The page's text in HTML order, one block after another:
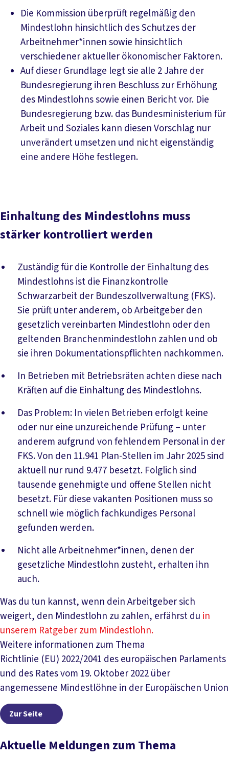
Die Kommission überprüft regelmäßig den
Mindestlohn hinsichtlich des Schutzes der
Arbeitnehmer*innen sowie hinsichtlich
verschiedener aktueller ökonomischer Faktoren.
Auf dieser Grundlage legt sie alle 2 Jahre der
Bundesregierung ihren Beschluss zur Erhöhung
des Mindestlohns sowie einen Bericht vor. Die
Bundesregierung bzw. das Bundesministerium für
Arbeit und Soziales kann diesen Vorschlag nur
unverändert umsetzen und nicht eigenständig
eine andere Höhe festlegen.
Einhaltung des Mindestlohns muss
stärker kontrolliert werden
Zuständig für die Kontrolle der Einhaltung des
Mindestlohns ist die Finanzkontrolle
Schwarzarbeit der Bundeszollverwaltung (FKS).
Sie prüft unter anderem, ob Arbeitgeber den
gesetzlich vereinbarten Mindestlohn oder den
geltenden Branchenmindestlohn zahlen und ob
sie ihren Dokumentationspflichten nachkommen.
In Betrieben mit Betriebsräten achten diese nach
Kräften auf die Einhaltung des Mindestlohns.
Das Problem: In vielen Betrieben erfolgt keine
oder nur eine unzureichende Prüfung – unter
anderem aufgrund von fehlendem Personal in der
FKS. Von den 11.941 Plan-Stellen im Jahr 2025 sind
aktuell nur rund 9.477 besetzt. Folglich sind
tausende genehmigte und offene Stellen nicht
besetzt. Für diese vakanten Positionen muss so
schnell wie möglich fachkundiges Personal
gefunden werden.
Nicht alle Arbeitnehmer*innen, denen der
gesetzliche Mindestlohn zusteht, erhalten ihn
auch.
Was du tun kannst, wenn dein Arbeitgeber sich
weigert, den Mindestlohn zu zahlen, erfährst du in
unserem Ratgeber zum Mindestlohn.
Weitere informationen zum Thema
Richtlinie (EU) 2022/2041 des europäischen Parlaments
und des Rates vom 19. Oktober 2022 über
angemessene Mindestlöhne in der Europäischen Union
Zur Seite Zur Seite
Aktuelle Meldungen zum Thema